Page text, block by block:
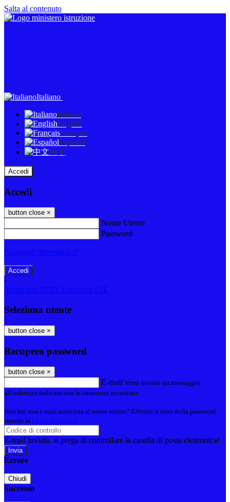
Salta al contenuto
Italiano
Italiano
English
Français
Español
中文
Accedi
Accedi
button close ×
Nome Utente
Password
-
Seleziona utente
button close ×
Recupero password
button close ×
E-mail Verrà inviato un messaggio
all'indirizzo indicato con le istruzioni necessarie.
Non hai una e-mail associata al nome utente? Effettua il reset della password
tramite la
E-mail inviata, si prega di controllare la casella di posta elettronica!
Errore
Chiudi
Successo